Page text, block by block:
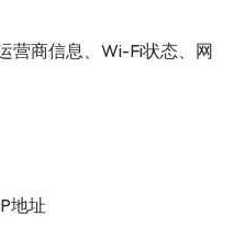
营商信息、Wi-Fi状态、网
地址